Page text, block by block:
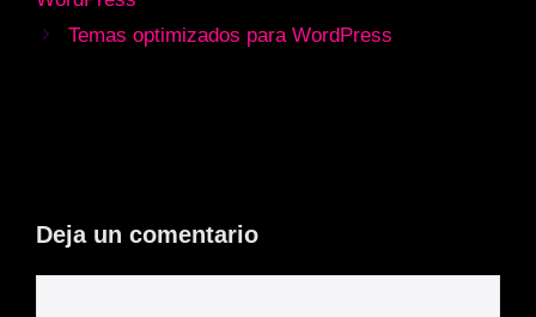
Temas optimizados para WordPress
Deja un comentario